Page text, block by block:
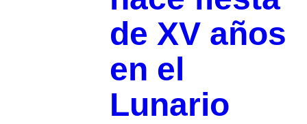
de XV años
en el
Lunario